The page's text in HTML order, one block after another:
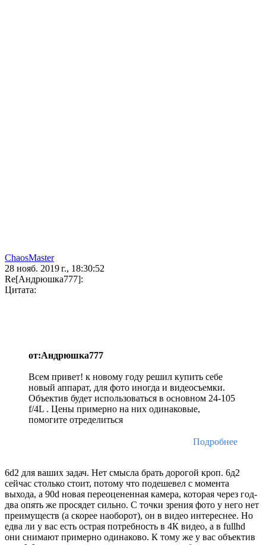
ChaosMaster
28 нояб. 2019 г., 18:30:52
Re[Андрюшка777]:
Цитата:
от:Андрюшка777
Всем привет! к новому году решил купить себе
новый аппарат, для фото иногда и видеосъемки.
Объектив будет использоваться в основном 24-105
f/4L . Цены примерно на них одинаковые,
помогите отределиться
Подробнее
6d2 для ваших задач. Нет смысла брать дорогой кроп. 6д2
сейчас столько стоит, потому что подешевел с момента
выхода, а 90d новая переоцененная камера, которая через год-
два опять же просядет сильно. С точки зрения фото у него нет
преимуществ (а скорее наоборот), он в видео интереснее. Но
едва ли у вас есть острая потребность в 4К видео, а в fullhd
они снимают примерно одинаково. К тому же у вас объектив